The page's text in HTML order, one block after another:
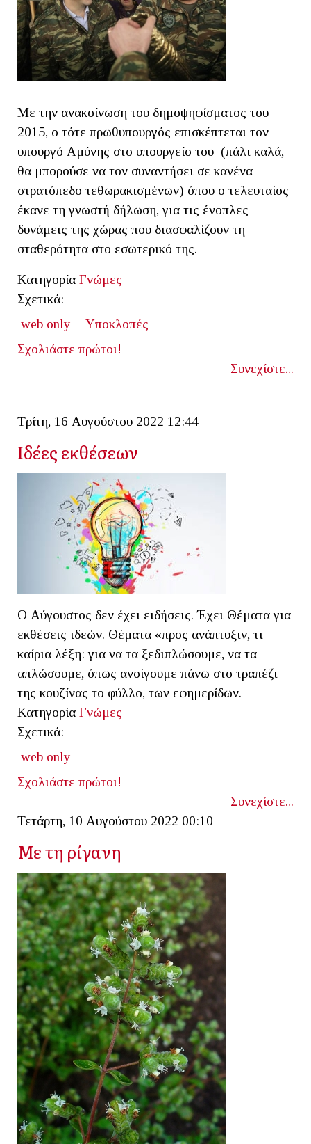
Με την ανακοίνωση του δημοψηφίσματος του
2015, ο τότε πρωθυπουργός επισκέπτεται τον
υπουργό Αμύνης στο υπουργείο του (πάλι καλά,
θα μπορούσε να τον συναντήσει σε κανένα
στρατόπεδο τεθωρακισμένων) όπου ο τελευταίος
έκανε τη γνωστή δήλωση, για τις ένοπλες
δυνάμεις της χώρας που διασφαλίζουν τη
σταθερότητα στο εσωτερικό της.
Κατηγορία Γνώμες
Σχετικά:
web only
Υποκλοπές
Σχολιάστε πρώτοι!
Συνεχίστε...
Τρίτη, 16 Αυγούστου 2022 12:44
Ιδέες εκθέσεων
Ο Αύγουστος δεν έχει ειδήσεις. Έχει Θέματα για
εκθέσεις ιδεών. Θέματα «προς ανάπτυξιν, τι
καίρια λέξη: για να τα ξεδιπλώσουμε, να τα
απλώσουμε, όπως ανοίγουμε πάνω στο τραπέζι
της κουζίνας το φύλλο, των εφημερίδων.
Κατηγορία Γνώμες
Σχετικά:
web only
Σχολιάστε πρώτοι!
Συνεχίστε...
Τετάρτη, 10 Αυγούστου 2022 00:10
Με τη ρίγανη